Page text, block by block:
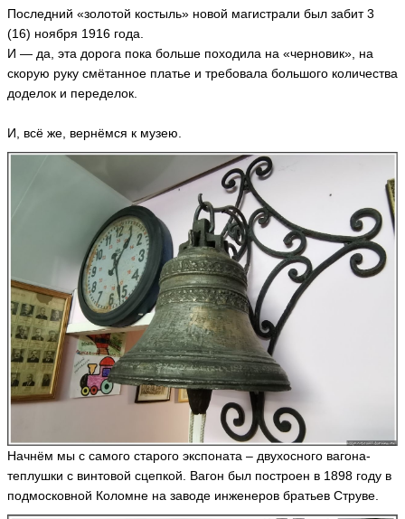
N
t
a
o
А
н
д
р
й
M
el
c
ki
Последний «золотой костыль» новой магистрали был забит 3
(16) ноября 1916 года.
И — да, эта дорога пока больше походила на «черновик», на
скорую руку смётанное платье и требовала большого количества
доделок и переделок.
И, всё же, вернёмся к музею.
Начнём мы с самого старого экспоната – двухосного вагона-
теплушки с винтовой сцепкой. Вагон был построен в 1898 году в
подмосковной Коломне на заводе инженеров братьев Струве.